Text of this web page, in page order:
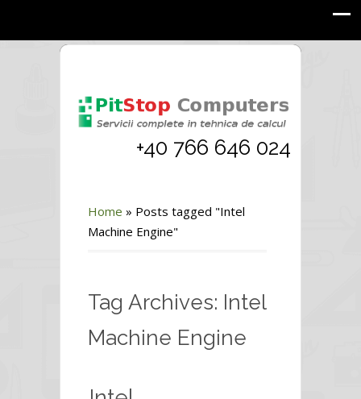
+40 766 646 024
Home » Posts tagged "Intel
Machine Engine"
Tag Archives: Intel
Machine Engine